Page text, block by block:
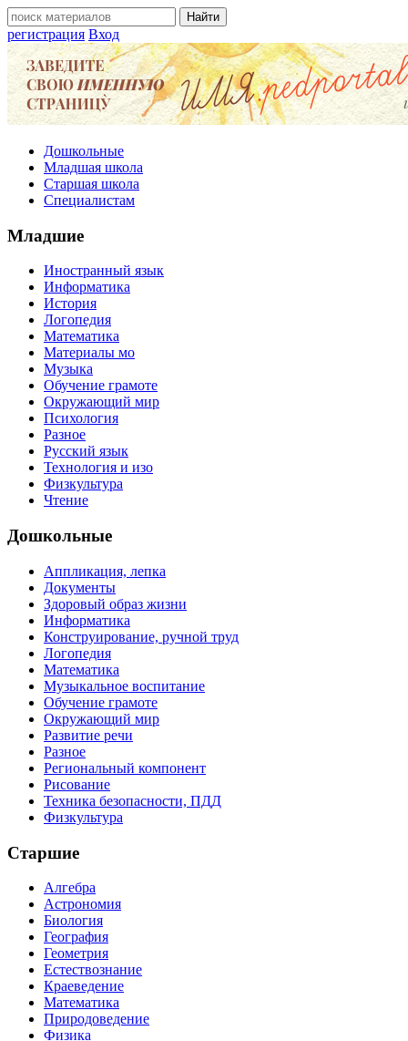
регистрация Вход
Дошкольные
Младшая школа
Старшая школа
Специалистам
Младшие
Иностранный язык
Информатика
История
Логопедия
Математика
Материалы мо
Музыка
Обучение грамоте
Окружающий мир
Психология
Разное
Русский язык
Технология и изо
Физкультура
Чтение
Дошкольные
Аппликация, лепка
Документы
Здоровый образ жизни
Информатика
Конструирование, ручной труд
Логопедия
Математика
Музыкальное воспитание
Обучение грамоте
Окружающий мир
Развитие речи
Разное
Региональный компонент
Рисование
Техника безопасности, ПДД
Физкультура
Старшие
Алгебра
Астрономия
Биология
География
Геометрия
Естествознание
Краеведение
Математика
Природоведение
Физика